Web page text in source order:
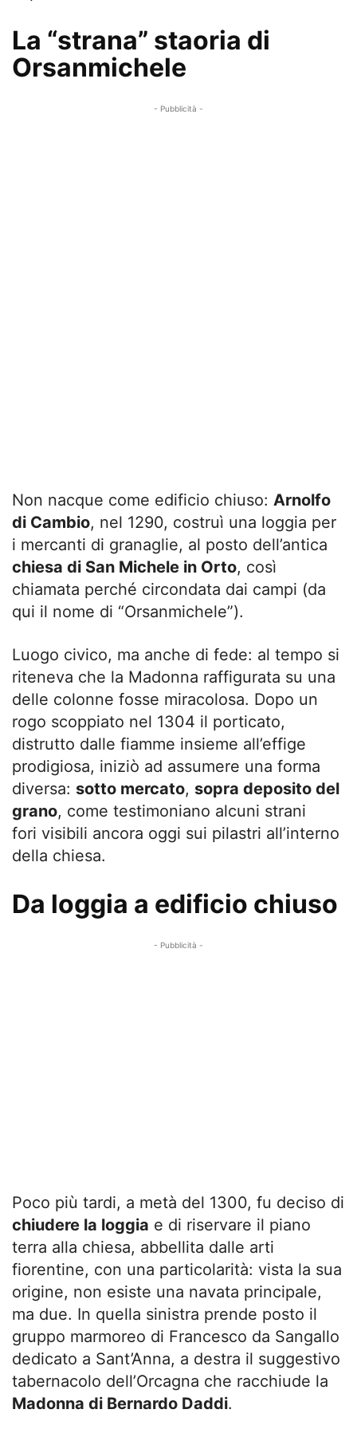
La “strana” staoria di
Orsanmichele
- Pubblicità -
Non nacque come edificio chiuso: Arnolfo
di Cambio, nel 1290, costruì una loggia per
i mercanti di granaglie, al posto dell’antica
chiesa di San Michele in Orto, così
chiamata perché circondata dai campi (da
qui il nome di “Orsanmichele”).
Luogo civico, ma anche di fede: al tempo si
riteneva che la Madonna raffigurata su una
delle colonne fosse miracolosa. Dopo un
rogo scoppiato nel 1304 il porticato,
distrutto dalle fiamme insieme all’effige
prodigiosa, iniziò ad assumere una forma
diversa: sotto mercato, sopra deposito del
grano, come testimoniano alcuni strani
fori visibili ancora oggi sui pilastri all’interno
della chiesa.
Da loggia a edificio chiuso
- Pubblicità -
Poco più tardi, a metà del 1300, fu deciso di
chiudere la loggia e di riservare il piano
terra alla chiesa, abbellita dalle arti
fiorentine, con una particolarità: vista la sua
origine, non esiste una navata principale,
ma due. In quella sinistra prende posto il
gruppo marmoreo di Francesco da Sangallo
dedicato a Sant’Anna, a destra il suggestivo
tabernacolo dell’Orcagna che racchiude la
Madonna di Bernardo Daddi.